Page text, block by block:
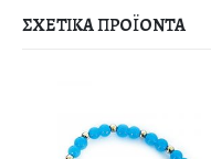
ΣΧΕΤΙΚΆ ΠΡΟΪΌΝΤΑ